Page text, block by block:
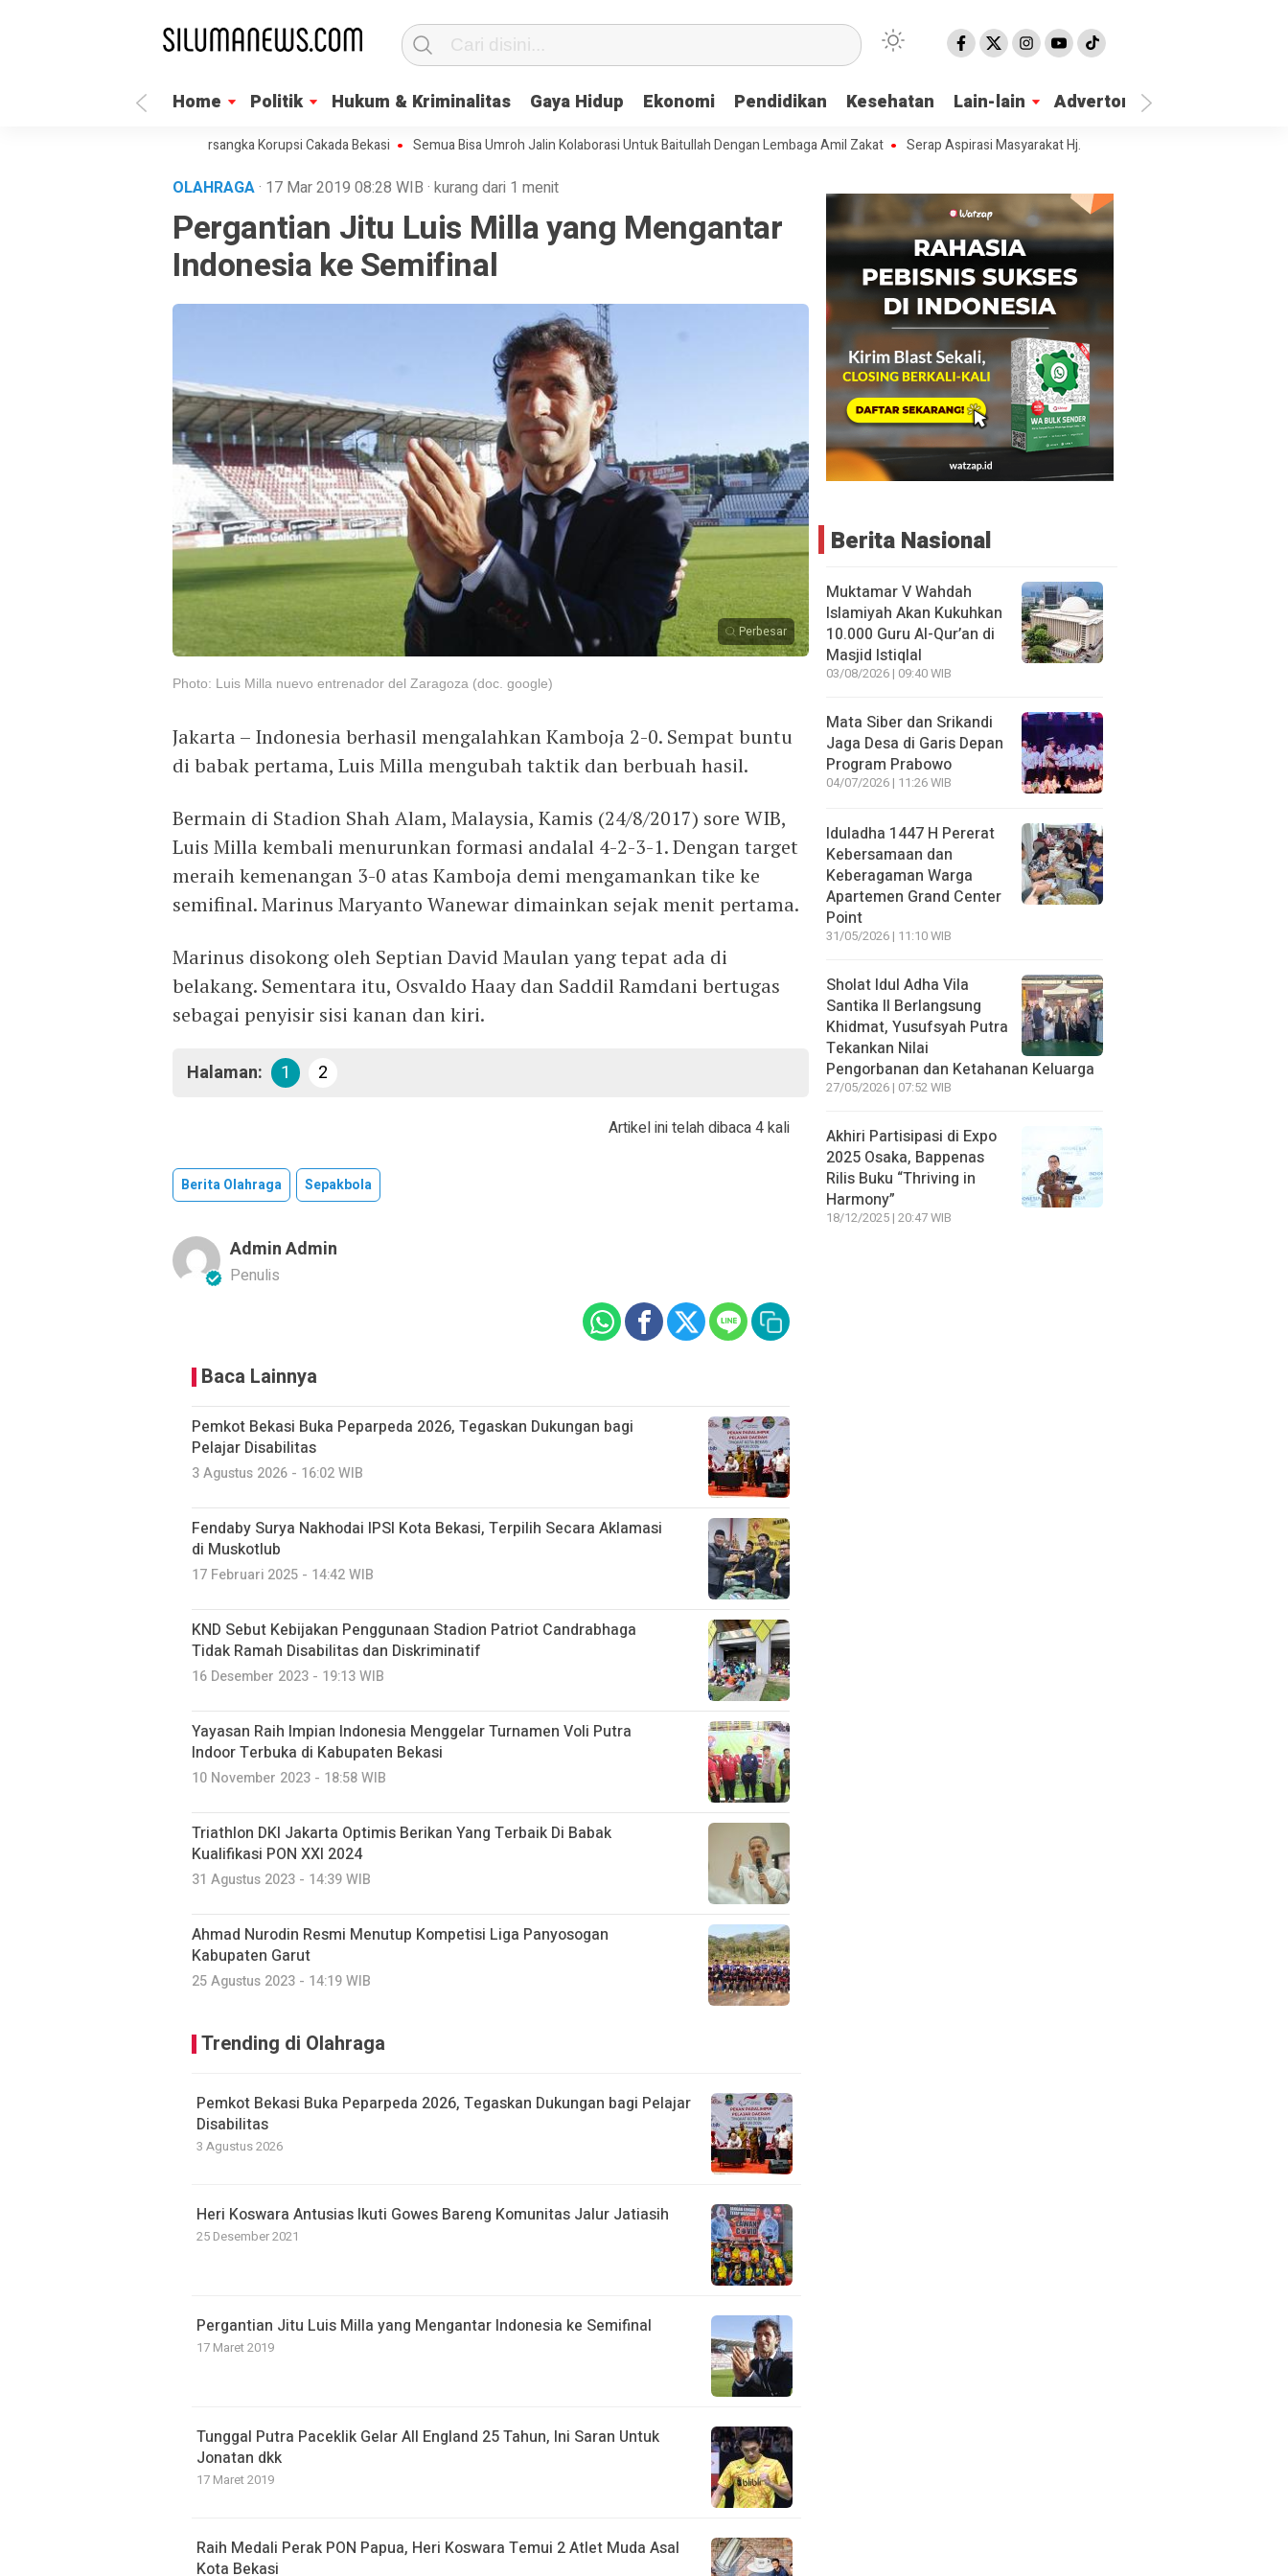
Home Politik Hukum & Kriminalitas Gaya Hidup Ekonomi Pendidikan Kesehatan Lain-lain Advertorial
KPK Segera Umumkan Tersangka Korupsi Cakada Bekasi Semua Bisa Umroh Jalin Kolaborasi Untuk Baitullah Dengan Lembaga Amil Zakat Serap Aspirasi Masyarakat Hj. Nur Azizah Tamhid Gelar Diskusi Publik
OLAHRAGA· 17 Mar 2019 08:28 WIB · kurang dari 1 menit
Pergantian Jitu Luis Milla yang Mengantar
Indonesia ke Semifinal
Perbesar
Photo: Luis Milla nuevo entrenador del Zaragoza (doc. google)
Jakarta – Indonesia berhasil mengalahkan Kamboja 2-0. Sempat buntu
di babak pertama, Luis Milla mengubah taktik dan berbuah hasil.
Bermain di Stadion Shah Alam, Malaysia, Kamis (24/8/2017) sore WIB,
Luis Milla kembali menurunkan formasi andalal 4-2-3-1. Dengan target
meraih kemenangan 3-0 atas Kamboja demi mengamankan tike ke
semifinal. Marinus Maryanto Wanewar dimainkan sejak menit pertama.
Marinus disokong oleh Septian David Maulan yang tepat ada di
belakang. Sementara itu, Osvaldo Haay dan Saddil Ramdani bertugas
sebagai penyisir sisi kanan dan kiri.
Halaman: 1 2
Artikel ini telah dibaca 4 kali
Berita Olahraga Sepakbola
Admin Admin
Penulis
Baca Lainnya
Pemkot Bekasi Buka Peparpeda 2026, Tegaskan Dukungan bagi
Pelajar Disabilitas
3 Agustus 2026 - 16:02 WIB
Fendaby Surya Nakhodai IPSI Kota Bekasi, Terpilih Secara Aklamasi
di Muskotlub
17 Februari 2025 - 14:42 WIB
KND Sebut Kebijakan Penggunaan Stadion Patriot Candrabhaga
Tidak Ramah Disabilitas dan Diskriminatif
16 Desember 2023 - 19:13 WIB
Yayasan Raih Impian Indonesia Menggelar Turnamen Voli Putra
Indoor Terbuka di Kabupaten Bekasi
10 November 2023 - 18:58 WIB
Triathlon DKI Jakarta Optimis Berikan Yang Terbaik Di Babak
Kualifikasi PON XXI 2024
31 Agustus 2023 - 14:39 WIB
Ahmad Nurodin Resmi Menutup Kompetisi Liga Panyosogan
Kabupaten Garut
25 Agustus 2023 - 14:19 WIB
Trending di Olahraga
Pemkot Bekasi Buka Peparpeda 2026, Tegaskan Dukungan bagi Pelajar
Disabilitas
3 Agustus 2026
Heri Koswara Antusias Ikuti Gowes Bareng Komunitas Jalur Jatiasih
25 Desember 2021
Pergantian Jitu Luis Milla yang Mengantar Indonesia ke Semifinal
17 Maret 2019
Tunggal Putra Paceklik Gelar All England 25 Tahun, Ini Saran Untuk
Jonatan dkk
17 Maret 2019
Raih Medali Perak PON Papua, Heri Koswara Temui 2 Atlet Muda Asal
Kota Bekasi
Berita Nasional
Muktamar V Wahdah
Islamiyah Akan Kukuhkan
10.000 Guru Al-Qur’an di
Masjid Istiqlal
03/08/2026 | 09:40 WIB
Mata Siber dan Srikandi
Jaga Desa di Garis Depan
Program Prabowo
04/07/2026 | 11:26 WIB
Iduladha 1447 H Pererat
Kebersamaan dan
Keberagaman Warga
Apartemen Grand Center
Point
31/05/2026 | 11:10 WIB
Sholat Idul Adha Vila
Santika II Berlangsung
Khidmat, Yusufsyah Putra
Tekankan Nilai
Pengorbanan dan Ketahanan Keluarga
27/05/2026 | 07:52 WIB
Akhiri Partisipasi di Expo
2025 Osaka, Bappenas
Rilis Buku “Thriving in
Harmony”
18/12/2025 | 20:47 WIB